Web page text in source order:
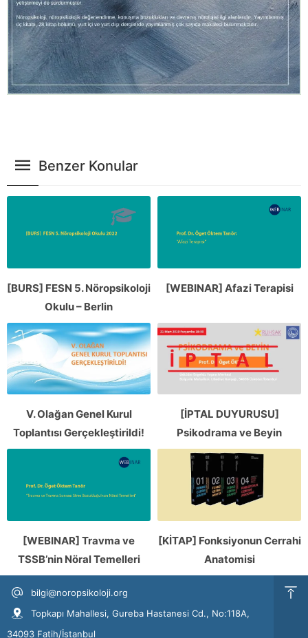
Benzer Konular
[BURS] FESN 5. Nöropsikoloji
Okulu – Berlin
[WEBINAR] Afazi Terapisi
V. Olağan Genel Kurul
Toplantısı Gerçekleştirildi!
[İPTAL DUYURUSU]
Psikodrama ve Beyin
[WEBINAR] Travma ve
TSSB’nin Nöral Temelleri
[KİTAP] Fonksiyonun Cerrahi
Anatomisi
bilgi@noropsikoloji.org
Topkapı Mahallesi, Gureba Hastanesi Cd., No:118A,
34093 Fatih/İstanbul